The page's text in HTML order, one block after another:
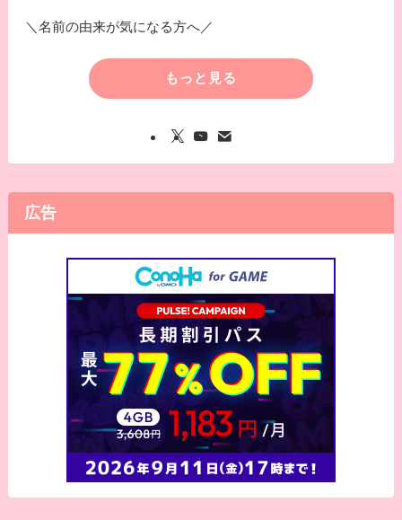
＼名前の由来が気になる方へ／
もっと見る
広告